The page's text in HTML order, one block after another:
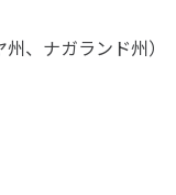
、ナガランド州）